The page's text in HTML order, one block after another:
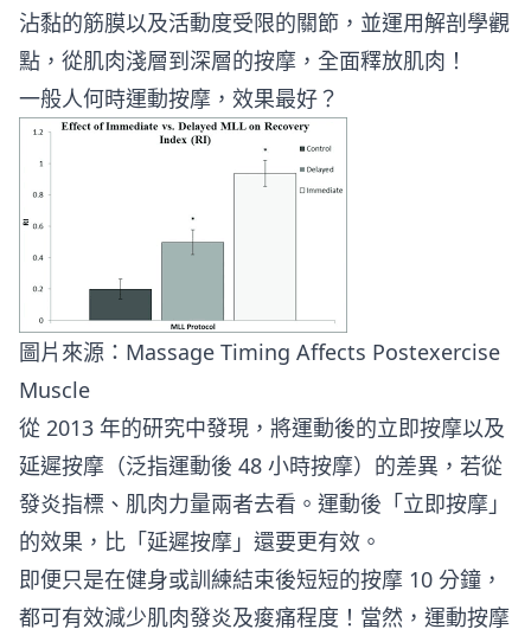
沾黏的筋膜以及活動度受限的關節，並運用解剖學觀
點，從肌肉淺層到深層的按摩，全面釋放肌肉！
一般人何時運動按摩，效果最好？
圖片來源： Massage Timing Affects Postexercise
Muscle
從 2013 年的研究中發現，將運動後的立即按摩以及
延遲按摩（泛指運動後 48 小時按摩）的差異，若從
發炎指標、肌肉力量兩者去看。運動後「立即按摩」
的效果，比「延遲按摩」還要更有效。
即便只是在健身或訓練結束後短短的按摩 10 分鐘，
都可有效減少肌肉發炎及痠痛程度！當然，運動按摩